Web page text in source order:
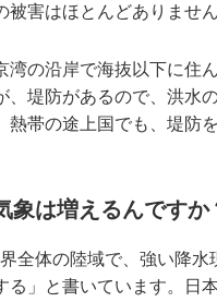
被害はほとんどありません
湾の沿岸で海抜以下に住
、堤防があるので、洪水
熱帯の途上国でも、堤防
象は増えるんですか
全体の陸域で、強い降水
る」と書いています。日